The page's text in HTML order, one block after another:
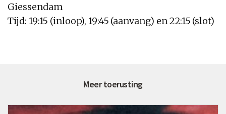
Giessendam
Tijd: 19:15 (inloop), 19:45 (aanvang) en 22:15 (slot)
Meer toerusting